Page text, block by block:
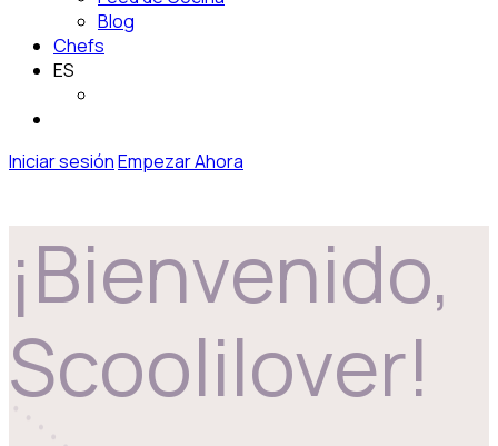
Blog
Chefs
ES
Iniciar sesiónEmpezar Ahora
¡Bienvenido,
Scoolilover!